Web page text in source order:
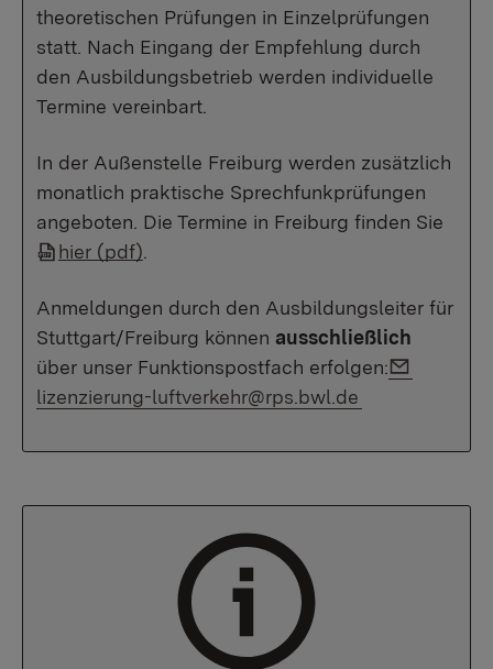
theoretischen Prüfungen in Einzelprüfungen
statt. Nach Eingang der Empfehlung durch
den Ausbildungsbetrieb werden individuelle
Termine vereinbart.
In der Außenstelle Freiburg werden zusätzlich
monatlich praktische Sprechfunkprüfungen
angeboten. Die Termine in Freiburg finden Sie
hier (pdf)
Anmeldungen durch den Ausbildungsleiter für
Stuttgart/Freiburg können ausschließlich
über unser Funktionspostfach erfolgen:
lizenzierung-luftverkehr@rps.bwl.de